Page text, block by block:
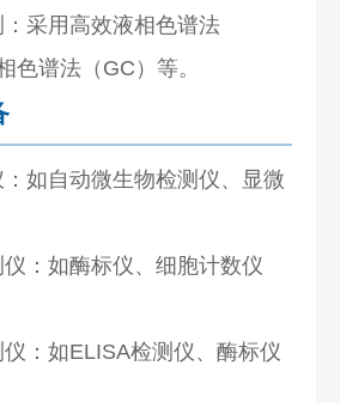
采用高效液相色谱法
色谱法（GC）等。
如自动微生物检测仪、显微
：如酶标仪、细胞计数仪
：如ELISA检测仪、酶标仪